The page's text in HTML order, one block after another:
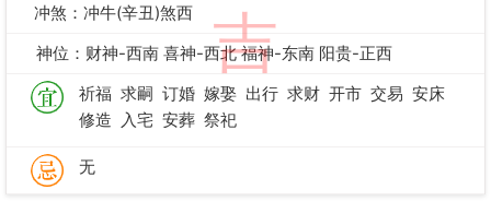
吉
冲煞：冲牛(辛丑)煞西
神位：财神-西南 喜神-西北 福神-东南 阳贵-正西
祈福 求嗣 订婚 嫁娶 出行 求财 开市 交易 安床
修造
入宅 安葬 祭祀
无